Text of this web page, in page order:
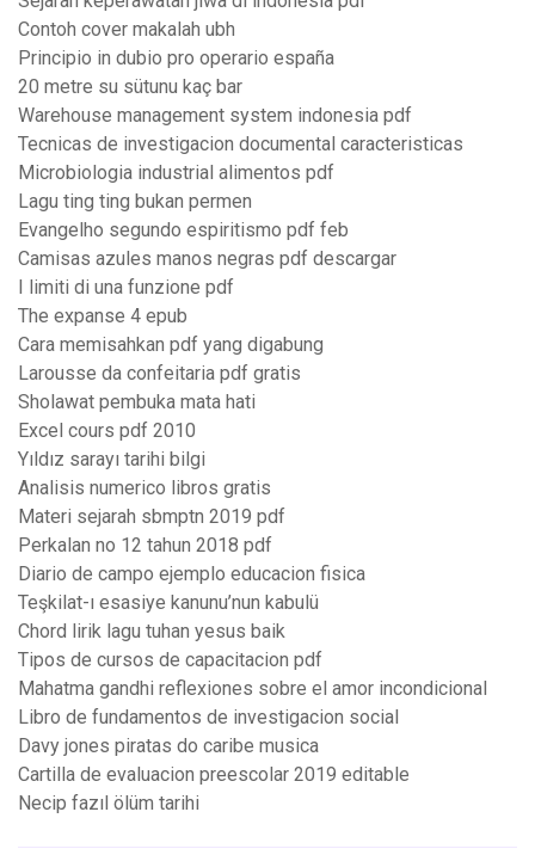
Contoh cover makalah ubh
Principio in dubio pro operario españa
20 metre su sütunu kaç bar
Warehouse management system indonesia pdf
Tecnicas de investigacion documental caracteristicas
Microbiologia industrial alimentos pdf
Lagu ting ting bukan permen
Evangelho segundo espiritismo pdf feb
Camisas azules manos negras pdf descargar
I limiti di una funzione pdf
The expanse 4 epub
Cara memisahkan pdf yang digabung
Larousse da confeitaria pdf gratis
Sholawat pembuka mata hati
Excel cours pdf 2010
Yıldız sarayı tarihi bilgi
Analisis numerico libros gratis
Materi sejarah sbmptn 2019 pdf
Perkalan no 12 tahun 2018 pdf
Diario de campo ejemplo educacion fisica
Teşkilat-ı esasiye kanunu’nun kabulü
Chord lirik lagu tuhan yesus baik
Tipos de cursos de capacitacion pdf
Mahatma gandhi reflexiones sobre el amor incondicional
Libro de fundamentos de investigacion social
Davy jones piratas do caribe musica
Cartilla de evaluacion preescolar 2019 editable
Necip fazıl ölüm tarihi